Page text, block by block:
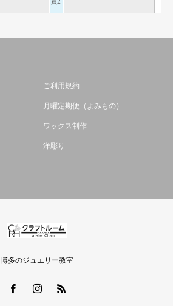
ご利用規約
月曜定期便（よみもの）
ワックス制作
洋彫り
博多のジュエリー教室